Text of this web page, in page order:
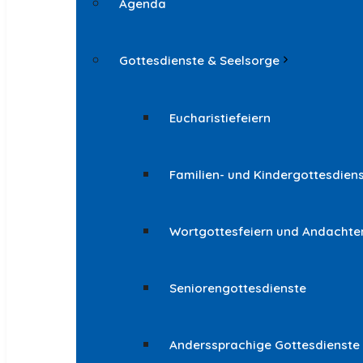
Agenda
Gottesdienste & Seelsorge
Eucharistiefeiern
Familien- und
Wortgottesfeiern und
Seniorengottesdienste
Anderssprachige Gottesdienste